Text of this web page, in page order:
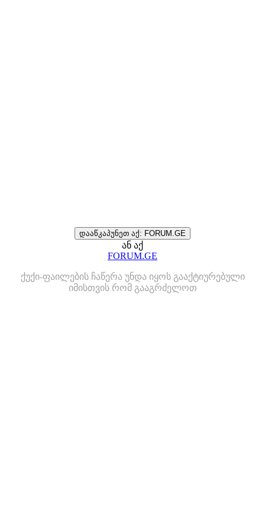
დააწკაპუნეთ აქ: FORUM.GE
ან აქ
FORUM.GE
ქუქი-ფაილების ჩაწერა უნდა იყოს გააქტიურებული
იმისთვის რომ გააგრძელოთ